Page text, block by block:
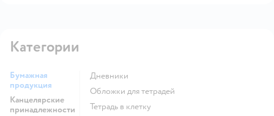
Категории
Бумажная
продукция
Канцелярские
принадлежности
Дневники
Обложки для тетрадей
Тетрадь в клетку